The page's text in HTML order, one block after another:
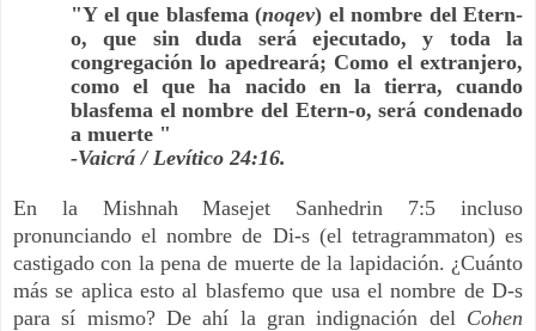
"Y el que blasfema (noqev) el nombre del Etern-
o, que sin duda será ejecutado, y toda la
congregación lo apedreará; Como el extranjero,
como el que ha nacido en la tierra, cuando
blasfema el nombre del Etern-o, será condenado
a muerte "
-Vaicrá / Levítico 24:16.
En la Mishnah Masejet Sanhedrin 7:5 incluso
pronunciando el nombre de Di-s (el tetragrammaton) es
castigado con la pena de muerte de la lapidación. ¿Cuánto
más se aplica esto al blasfemo que usa el nombre de D-s
para sí mismo? De ahí la gran indignación del Cohen